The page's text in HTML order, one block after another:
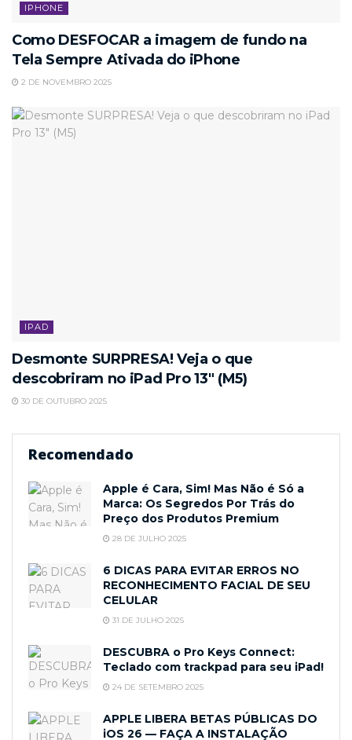
IPHONE
Como DESFOCAR a imagem de fundo na
Tela Sempre Ativada do iPhone
2 DE NOVEMBRO 2025
IPAD
Desmonte SURPRESA! Veja o que
descobriram no iPad Pro 13″ (M5)
30 DE OUTUBRO 2025
Recomendado
Apple é Cara, Sim! Mas Não é Só a
Marca: Os Segredos Por Trás do
Preço dos Produtos Premium
28 DE JULHO 2025
6 DICAS PARA EVITAR ERROS NO
RECONHECIMENTO FACIAL DE SEU
CELULAR
31 DE JULHO 2025
DESCUBRA o Pro Keys Connect:
Teclado com trackpad para seu iPad!
24 DE SETEMBRO 2025
APPLE LIBERA BETAS PÚBLICAS DO
iOS 26 — FAÇA A INSTALAÇÃO